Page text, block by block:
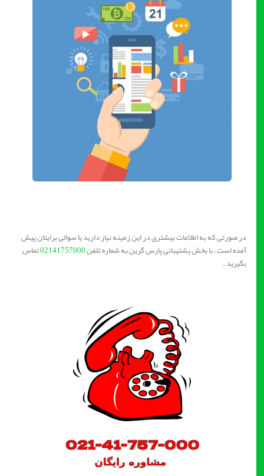
در صورتی که به اطلاعات بیشتری در این زمینه نیاز دارید یا سوالی برایتان پیش
آمده است ، با بخش پشتیبانی پارس گرین به شماره تلفن02141757000تماس
بگیرید .